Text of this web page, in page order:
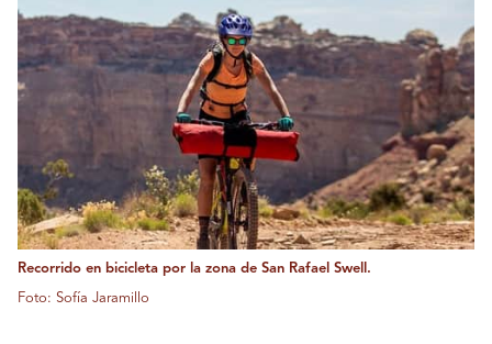
Recorrido en bicicleta por la zona de San Rafael Swell.
Foto: Sofía Jaramillo